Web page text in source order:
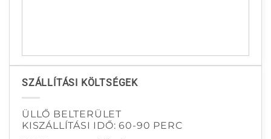
SZÁLLÍTÁSI KÖLTSÉGEK
ÜLLŐ BELTERÜLET
KISZÁLLÍTÁSI IDŐ: 60-90 PERC